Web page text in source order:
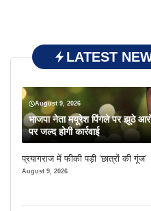
LATEST
August 9, 2026
भाजपा नेता मयूरेश पिंगले पर झूठे
पर जल्द होगी कार्रवाई
प्रयागराज में फीकी पड़ी ‘छात्रों की गूंज’
August 9, 2026